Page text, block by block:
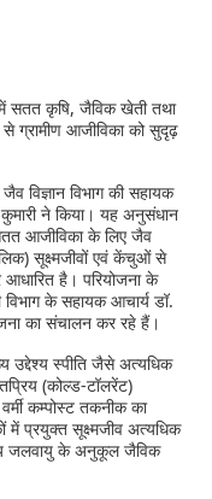
में सतत कृषि, जैविक खेती तथा
ग्रामीण आजीविका को सुदृढ़
विज्ञान विभाग की सहायक
ने किया। यह अनुसंधान
आजीविका के लिए जैव
सूक्ष्मजीवों एवं केंचुओं से
आधारित है। परियोजना के
विभाग के सहायक आचार्य डॉ.
का संचालन कर रहे हैं।
उद्देश्य स्पीति जैसे अत्यधिक
(कोल्ड-टॉलरेंट)
कम्पोस्ट तकनीक का
में प्रयुक्त सूक्ष्मजीव अत्यधिक
जलवायु के अनुकूल जैविक